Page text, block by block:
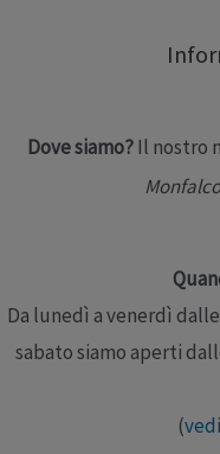
Dove siamo?Il nostro
Da lunedì a venerdì dalle
sabato siamo aperti
(